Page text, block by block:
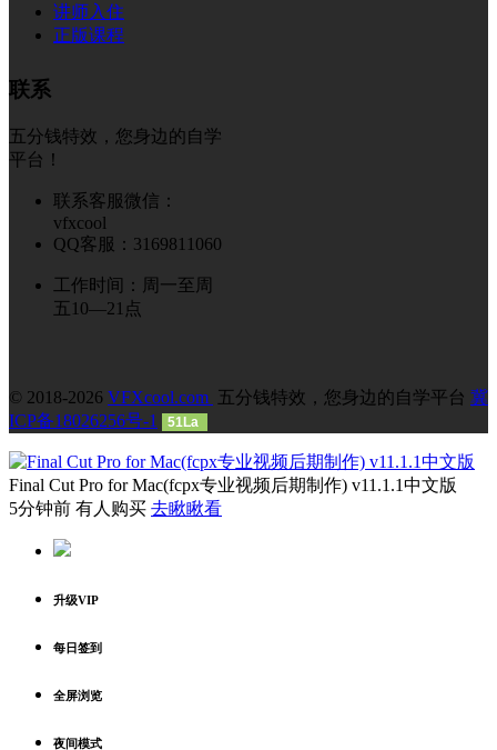
讲师入住
正版课程
联系
五分钱特效，您身边的自学
平台！
联系客服微信：
vfxcool
QQ客服：3169811060
工作时间：周一至周
五10—21点
© 2018-2026 VFXcool.com 五分钱特效，您身边的自学平台 冀
ICP备18026256号-1
51La
Final Cut Pro for Mac(fcpx专业视频后期制作) v11.1.1中文版
5分钟前 有人购买 去瞅瞅看
升级VIP
每日签到
全屏浏览
夜间模式